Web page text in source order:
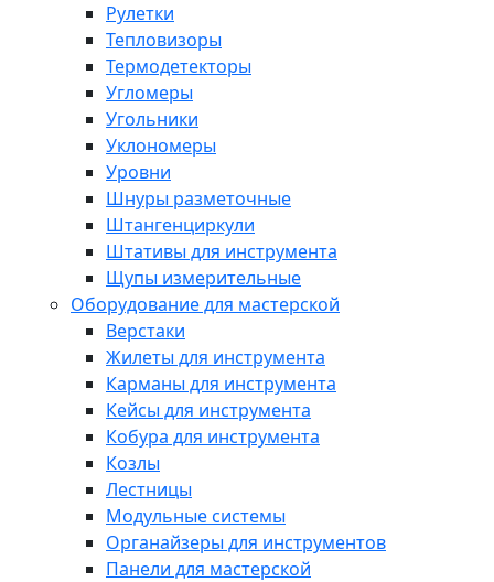
Рулетки
Тепловизоры
Термодетекторы
Угломеры
Угольники
Уклономеры
Уровни
Шнуры разметочные
Штангенциркули
Штативы для инструмента
Щупы измерительные
Оборудование для мастерской
Верстаки
Жилеты для инструмента
Карманы для инструмента
Кейсы для инструмента
Кобура для инструмента
Козлы
Лестницы
Модульные системы
Органайзеры для инструментов
Панели для мастерской